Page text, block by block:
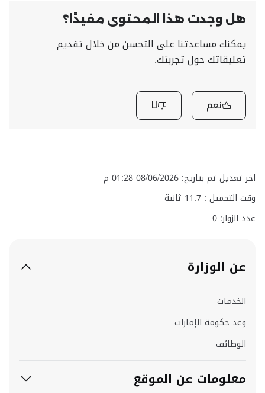
هل وجدت هذا المحتوى مفيدًا؟
يمكنك مساعدتنا على التحسن من خلال تقديم
تعليقاتك حول تجربتك.
نعم لا
اخر تعديل تم بتاريخ: 08/06/2026 01:28 م
وقت التحميل : 11.7 ثانية
عدد الزوار: 0
عن الوزارة
الخدمات
وعد حكومة الإمارات
الوظائف
معلومات عن الموقع